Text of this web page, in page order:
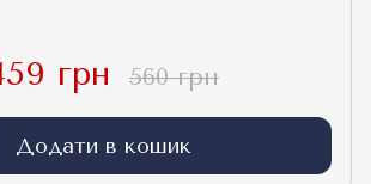
грн 560 грн
Додати в кошик